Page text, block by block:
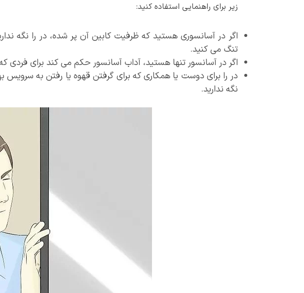
زیر برای راهنمایی استفاده کنید:
اگر در آسانسوری هستید که ظرفیت کابین آن پر شده، در را نگه
تنگ می کنید.
اگر در آسانسور تنها هستید، آداب آسانسور حکم می کند برای فردی
نگه ندارید.